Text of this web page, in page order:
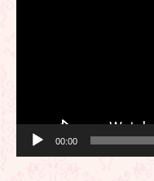
00:00